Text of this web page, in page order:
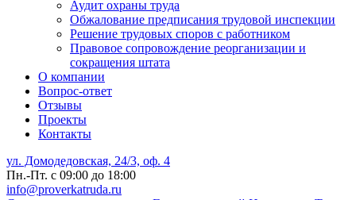
Аудит охраны труда
Обжалование предписания трудовой инспекции
Решение трудовых споров с работником
Правовое сопровождение реорганизации и
сокращения штата
О компании
Вопрос-ответ
Отзывы
Проекты
Контакты
ул. Домодедовская, 24/3, оф. 4
Пн.-Пт. с 09:00 до 18:00
info@proverkatruda.ru